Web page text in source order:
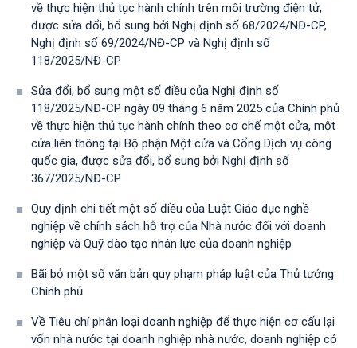
về thực hiện thủ tục hành chính trên môi trường điện tử,
được sửa đổi, bổ sung bởi Nghị định số 68/2024/NĐ-CP,
Nghị định số 69/2024/NĐ-CP và Nghị định số
118/2025/NĐ-СР
Sửa đổi, bổ sung một số điều của Nghị định số
118/2025/NĐ-CP ngày 09 tháng 6 năm 2025 của Chính phủ
về thực hiện thủ tục hành chính theo cơ chế một cửa, một
cửa liên thông tại Bộ phận Một cửa và Cổng Dịch vụ công
quốc gia, được sửa đổi, bổ sung bởi Nghị định số
367/2025/NĐ-СР
Quy định chi tiết một số điều của Luật Giáo dục nghề
nghiệp về chính sách hỗ trợ của Nhà nước đối với doanh
nghiệp và Quỹ đào tạo nhân lực của doanh nghiệp
Bãi bỏ một số văn bản quy phạm pháp luật của Thủ tướng
Chính phủ
Về Tiêu chí phân loại doanh nghiệp để thực hiện cơ cấu lại
vốn nhà nước tại doanh nghiệp nhà nước, doanh nghiệp có